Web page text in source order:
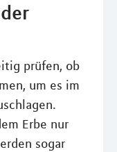
prüfen, ob
um es im
Erbe nur
sogar